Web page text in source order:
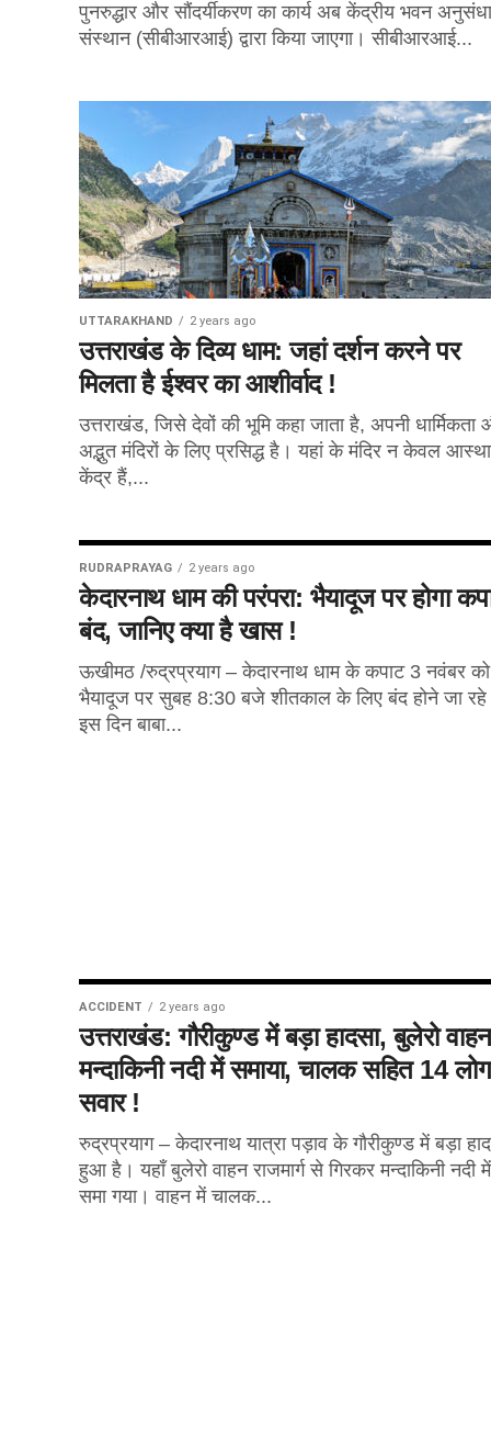
पुनरुद्धार और सौंदर्यीकरण का कार्य अब केंद्रीय भवन
संस्थान (सीबीआरआई) द्वारा किया जाएगा। सीबीआरआई...
UTTARAKHAND 2 years ago
उत्तराखंड के दिव्य धाम: जहां दर्शन करने पर
मिलता है ईश्वर का आशीर्वाद !
उत्तराखंड, जिसे देवों की भूमि कहा जाता है, अपनी धार्मिकता
अद्भुत मंदिरों के लिए प्रसिद्ध है। यहां के मंदिर न केवल
केंद्र हैं,...
RUDRAPRAYAG 2 years ago
केदारनाथ धाम की परंपरा: भैयादूज पर होगा
बंद, जानिए क्या है खास !
ऊखीमठ /रुद्रप्रयाग – केदारनाथ धाम के कपाट 3 नवंबर को
भैयादूज पर सुबह 8:30 बजे शीतकाल के लिए बंद होने जा
इस दिन बाबा...
ACCIDENT 2 years ago
उत्तराखंड: गौरीकुण्ड में बड़ा हादसा, बुलेरो वाहन
मन्दाकिनी नदी में समाया, चालक सहित 14
सवार !
रुद्रप्रयाग – केदारनाथ यात्रा पड़ाव के गौरीकुण्ड में बड़ा
हुआ है। यहाँ बुलेरो वाहन राजमार्ग से गिरकर मन्दाकिनी नदी में
समा गया। वाहन में चालक...